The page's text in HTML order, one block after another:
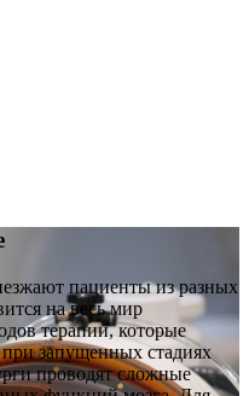
пациенты из разных
на весь мир
терапии, которые
запущенных стадиях
проводят сложные